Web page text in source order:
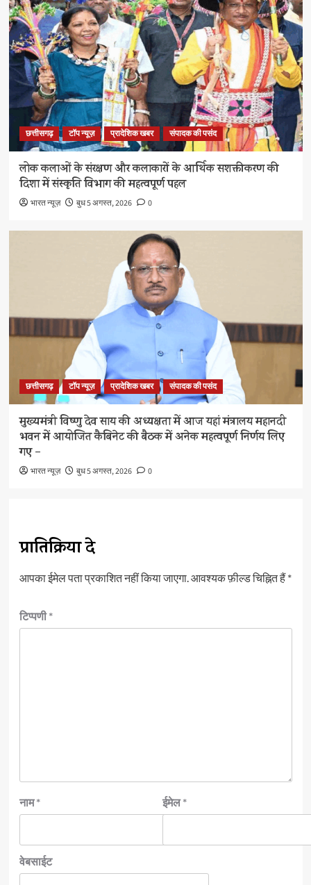
छत्तीसगढ़ टॉप न्यूज़ प्रादेशिक खबर संपादक की पसंद
लोक कलाओं के संरक्षण और कलाकारों के आर्थिक सशक्तीकरण की
दिशा में संस्कृति विभाग की महत्वपूर्ण पहल
भारत न्यूज़ बुध 5 अगस्त, 2026 0
छत्तीसगढ़ टॉप न्यूज़ प्रादेशिक खबर संपादक की पसंद
मुख्यमंत्री विष्णु देव साय की अध्यक्षता में आज यहां मंत्रालय महानदी
भवन में आयोजित कैबिनेट की बैठक में अनेक महत्वपूर्ण निर्णय लिए
गए –
भारत न्यूज़ बुध 5 अगस्त, 2026 0
प्रातिक्रिया दे
आपका ईमेल पता प्रकाशित नहीं किया जाएगा.आवश्यक फ़ील्ड चिह्नित हैं*
टिप्पणी*
नाम* ईमेल*
वेबसाईट